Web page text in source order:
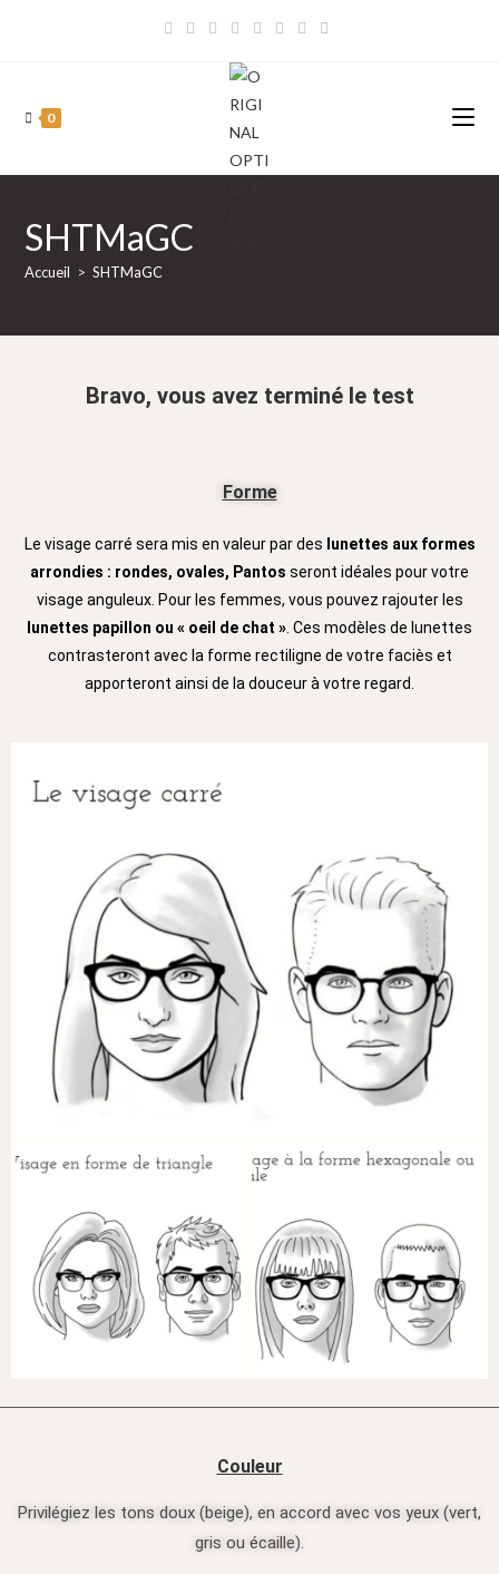
0
SHTMaGC
Accueil > SHTMaGC
Bravo, vous avez terminé le test
Forme
Le visage carré sera mis en valeur par des lunettes aux formes
arrondies : rondes, ovales, Pantos seront idéales pour votre
visage anguleux. Pour les femmes, vous pouvez rajouter les
lunettes papillon ou « oeil de chat » . Ces modèles de lunettes
contrasteront avec la forme rectiligne de votre faciès et
apporteront ainsi de la douceur à votre regard.
Couleur
Privilégiez les tons doux (beige), en accord avec vos yeux (vert,
gris ou écaille).